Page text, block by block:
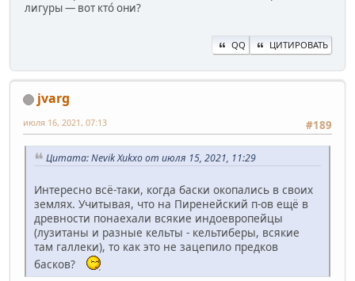
лигуры — вот кто́ они?
QQ ЦИТИРОВАТЬ
jvarg
#189
июля 16, 2021, 07:13
Цитата: Nevik Xukxo от июля 15, 2021, 11:29
Интересно всё-таки, когда баски окопались в своих
землях. Учитывая, что на Пиренейский п-ов ещё в
древности понаехали всякие индоевропейцы
(лузитаны и разные кельты - кельтиберы, всякие
там галлеки), то как это не зацепило предков
басков?